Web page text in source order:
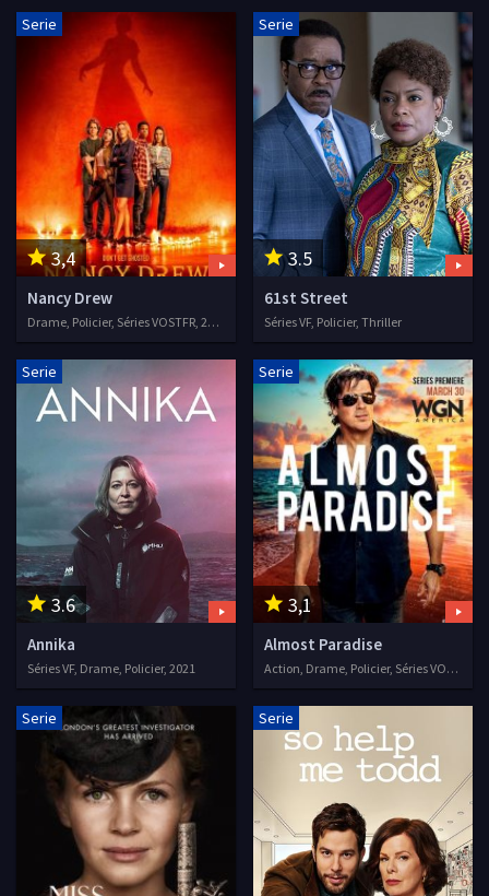
3,4
Serie
Nancy Drew
Drame, Policier, Séries VOSTFR, 2019
3.5
Serie
61st Street
Séries VF, Policier, Thriller
3.6
Serie
Annika
Séries VF, Drame, Policier, 2021
3,1
Serie
Almost Paradise
Action, Drame, Policier, Séries VOSTFR, 2020
Serie Serie